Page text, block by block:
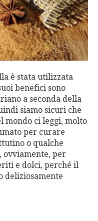
è stata utilizzata
benefici sono
a seconda della
siamo sicuri che
mondo ci leggi, molto
per curare
o qualche
ovviamente, per
e dolci, perché il
deliziosamente